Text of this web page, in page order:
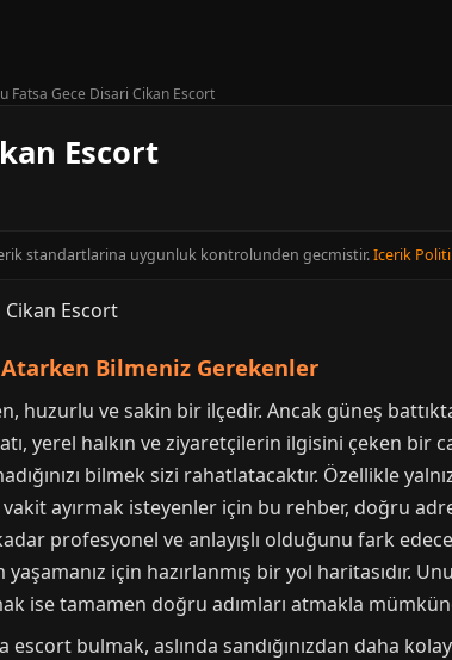
Fatsa Gece Disari Cikan Escort
Escort
standartlarina uygunluk kontrolunden gecmistir.Icerik
Atarken Bilmeniz Gerekenler
huzurlu ve sakin bir ilçedir. Ancak güneş
yerel halkın ve ziyaretçilerin ilgisini çeken bir
bilmek sizi rahatlatacaktır. Özellikle
ayırmak isteyenler için bu rehber, doğru
profesyonel ve anlayışlı olduğunu fark
için hazırlanmış bir yol haritasıdır.
ise tamamen doğru adımları atmakla
escort bulmak, aslında sandığınızdan daha